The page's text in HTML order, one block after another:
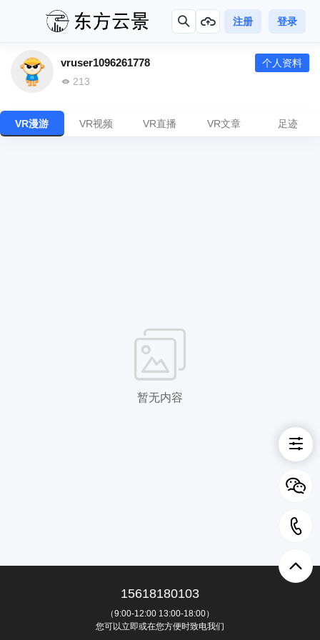
注册 登录
vruser1096261778
213
个人资料
VR漫游 VR视频 VR直播 VR文章 足迹
暂无内容
15618180103
（9:00-12:00 13:00-18:00）
您可以立即或在您方便时致电我们